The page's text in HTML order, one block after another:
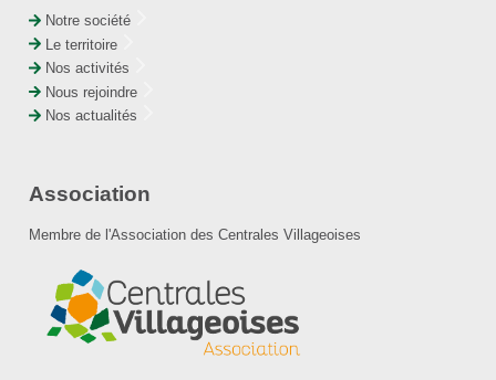
Notre société
Le territoire
Nos activités
Nous rejoindre
Nos actualités
Association
Membre de l'Association des Centrales Villageoises